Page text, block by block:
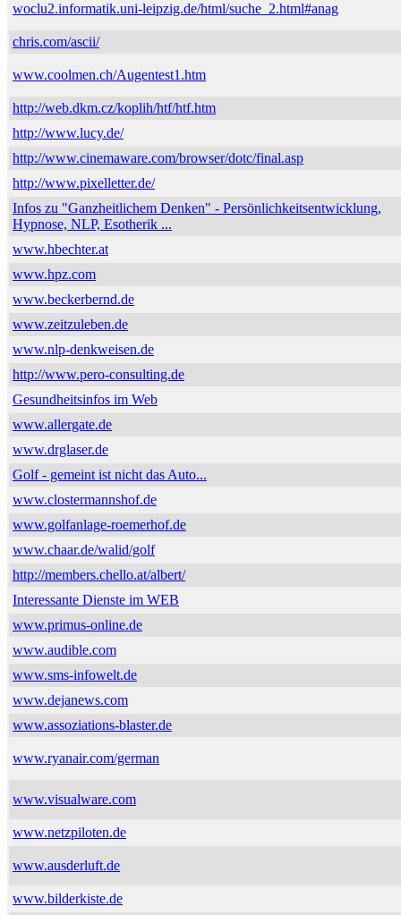
woclu2.informatik.uni-leipzig.de/html/suche_2.html#anag
chris.com/ascii/
www.coolmen.ch/Augentest1.htm
http://web.dkm.cz/koplih/htf/htf.htm
http://www.lucy.de/
http://www.cinemaware.com/browser/dotc/final.asp
http://www.pixelletter.de/
Infos zu "Ganzheitlichem Denken" - Persönlichkeitsentwicklung,
Hypnose, NLP, Esotherik ...
www.hbechter.at
www.hpz.com
www.beckerbernd.de
www.zeitzuleben.de
www.nlp-denkweisen.de
http://www.pero-consulting.de
Gesundheitsinfos im Web
www.allergate.de
www.drglaser.de
Golf - gemeint ist nicht das Auto...
www.clostermannshof.de
www.golfanlage-roemerhof.de
www.chaar.de/walid/golf
http://members.chello.at/albert/
Interessante Dienste im WEB
www.primus-online.de
www.audible.com
www.sms-infowelt.de
www.dejanews.com
www.assoziations-blaster.de
www.ryanair.com/german
www.visualware.com
www.netzpiloten.de
www.ausderluft.de
www.bilderkiste.de